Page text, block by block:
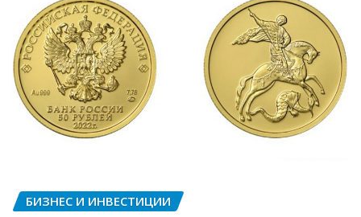
БИЗНЕС И ИНВЕСТИЦИИ